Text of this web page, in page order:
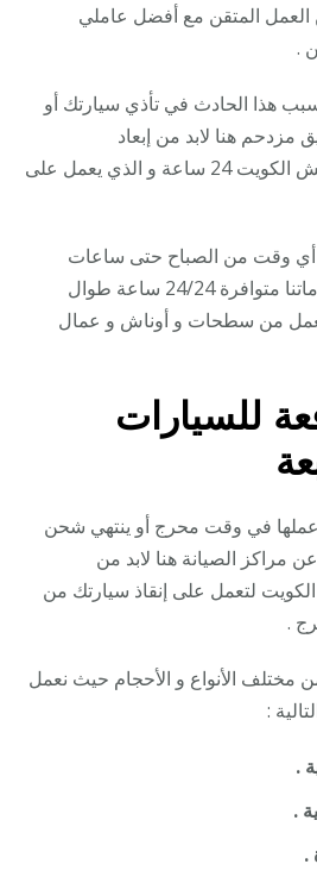
ساعة من العمل المتقن مع أفضل عاملي
.
هذا الحادث في تأذي سيارتك أو
هنا لابد من إبعاد
السيارة و طلب خدمات ونش الكويت 24 ساعة و الذي يعمل على
أي وقت من الصباح حتى ساعات
24/24 ساعة طوال
من سطحات و أوناش و عمال
للسيارات
في وقت محرج أو ينتهي شحن
مراكز الصيانة هنا لابد من
لتعمل على إنقاذ سيارتك من
.
الأنواع و الأحجام حيث نعمل
: